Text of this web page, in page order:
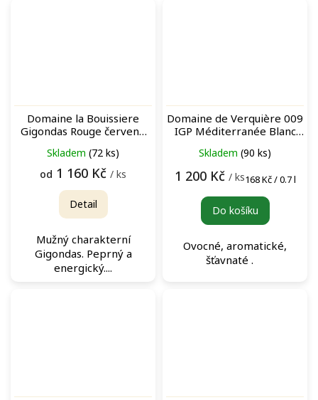
Domaine la Bouissiere
Gigondas Rouge červené
Skladem (72 ks)
od 1 160 Kč / ks
Detail
Mužný charakterní
Gigondas. Peprný a
energický....
Domaine de Verquière 009
IGP Méditerranée Blanc
víno
Skladem (90 ks)
1 200 Kč / ksMěrná
168 Kč / 0.7 l
Do košíku
Ovocné, aromatické,
šťavnaté .